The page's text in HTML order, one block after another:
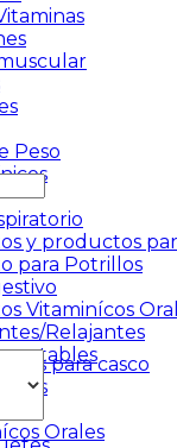
Peso
y productos
para Potrillos
Vitaminícos
Relajantes
para casco
Orales